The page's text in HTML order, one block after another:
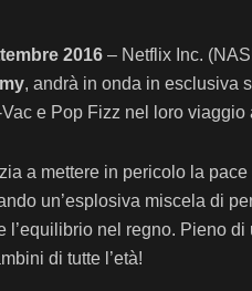
2016 – Netflix Inc.
, andrà in onda in esclusiva
e Pop Fizz nel loro
a mettere in pericolo la
un’esplosiva miscela di
l’equilibrio nel regno. Pieno
di tutte l’età!